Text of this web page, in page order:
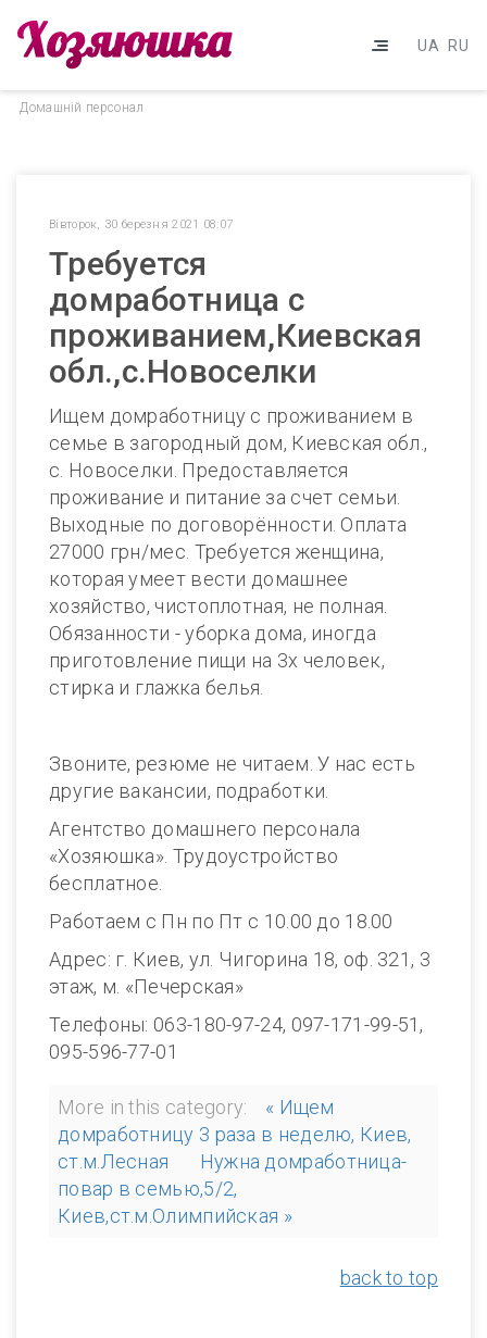
UA RU
Домашнiй персонал
Вівторок, 30 березня 2021 08:07
Требуется
домработница с
проживанием,Киевская
обл.,с.Новоселки
Ищем домработницу с проживанием в
семье в загородный дом, Киевская обл.,
с. Новоселки. Предоставляется
проживание и питание за cчет семьи.
Выходные по договорённости. Оплата
27000 грн/мес. Требуется женщина,
которая умеет вести домашнее
хозяйство, чистоплотная, не полная.
Обязанности - уборка дома, иногда
приготовление пищи на 3х человек,
стирка и глажка белья.
Звоните, резюме не читаем. У нас есть
другие вакансии, подработки.
Агентство домашнего персонала
«Хозяюшка». Трудоустройство
бесплатное.
Работаем с Пн по Пт с 10.00 до 18.00
Адрес: г. Киев, ул. Чигорина 18, оф. 321, 3
этаж, м. «Печерская»
Телефоны: 063-180-97-24, 097-171-99-51,
095-596-77-01
More in this category:
« Ищем
домработницу 3 раза в неделю, Киев,
ст.м.Лесная
Нужна домработница-
повар в семью,5/2,
Киев,ст.м.Олимпийская »
back to top